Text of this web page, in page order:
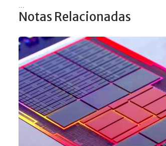
Notas Relacionadas